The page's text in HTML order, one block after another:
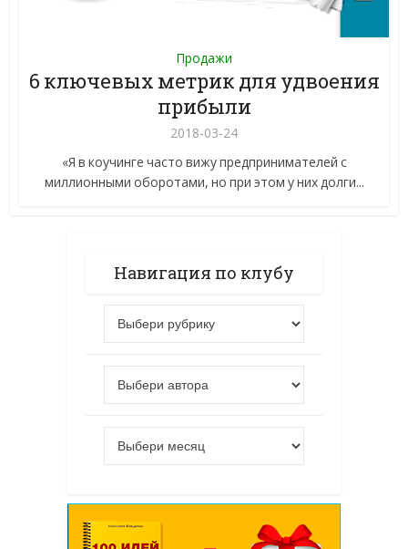
Продажи
6 ключевых метрик для удвоения
прибыли
2018-03-24
«Я в коучинге часто вижу предпринимателей с
миллионными оборотами, но при этом у них долги...
Навигация по клубу